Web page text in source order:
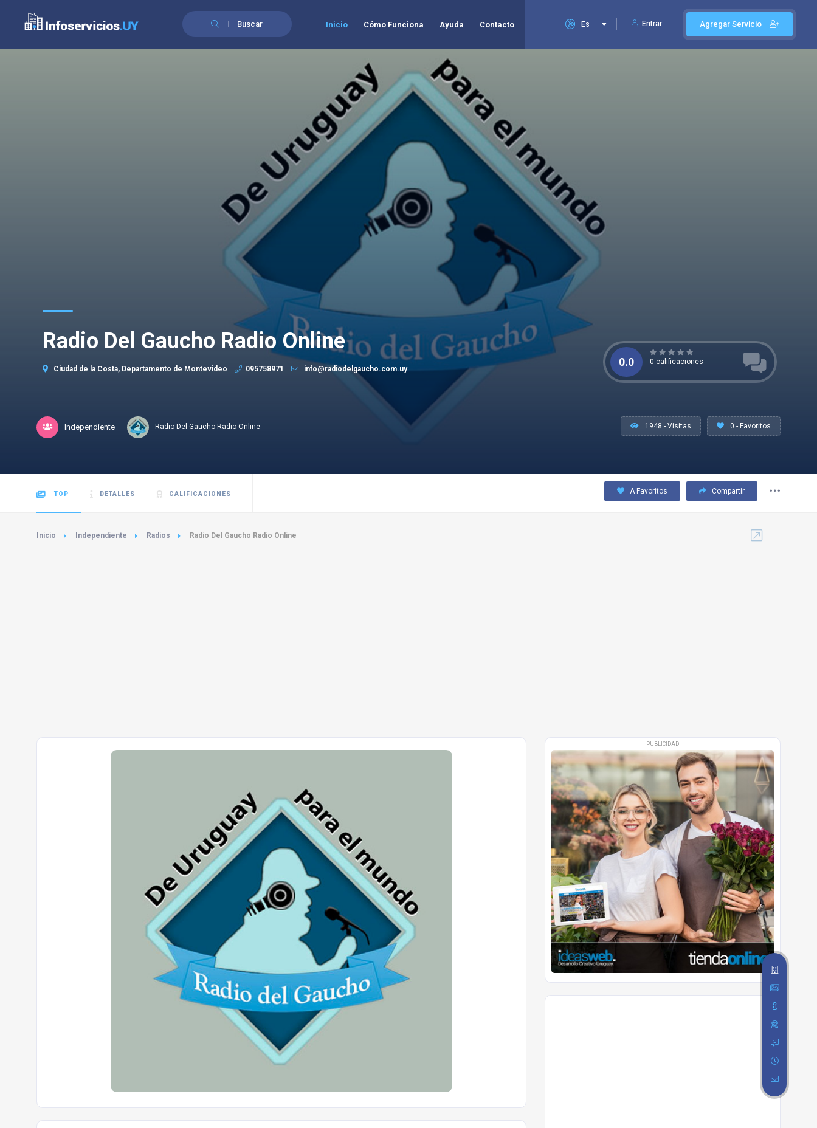
Buscar Agregar Servicio
Entrar
Es
Inicio Cómo Funciona Ayuda Contacto
Radio Del Gaucho Radio Online
Ciudad de la Costa, Departamento de Montevideo 095758971 info@radiodelgaucho.com.uy
0.0 0 calificaciones
Independiente Radio Del Gaucho Radio Online 1948 - Visitas 0 - Favoritos
TOP DETALLES CALIFICACIONES A Favoritos Compartir
Inicio Independiente Radios Radio Del Gaucho Radio Online
PUBLICIDAD